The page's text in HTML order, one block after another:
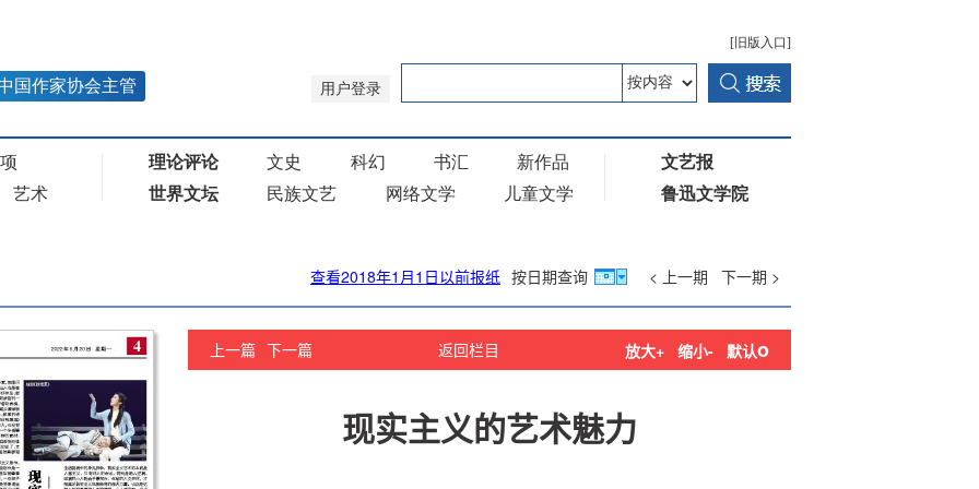
查看2018年1月1日以前报纸 按日期查询 < 上一期 下一期 >
返回栏目
上一篇 下一篇 放大+ 缩小- 默认o
现实主义的艺术魅力